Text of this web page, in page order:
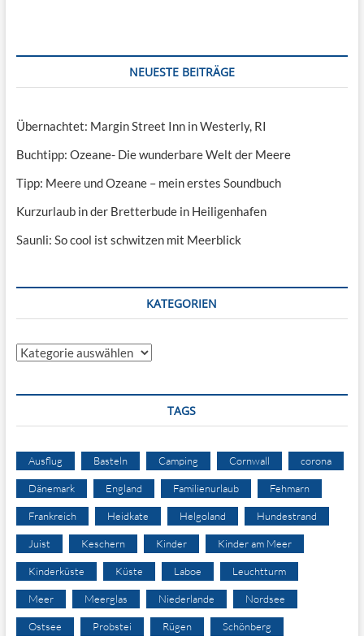
NEUESTE BEITRÄGE
Übernachtet: Margin Street Inn in Westerly, RI
Buchtipp: Ozeane- Die wunderbare Welt der Meere
Tipp: Meere und Ozeane – mein erstes Soundbuch
Kurzurlaub in der Bretterbude in Heiligenhafen
Saunli: So cool ist schwitzen mit Meerblick
KATEGORIEN
Kategorien
TAGS
Ausflug Basteln Camping Cornwall corona
Dänemark England Familienurlaub Fehmarn
Frankreich Heidkate Helgoland Hundestrand
Juist Keschern Kinder Kinder am Meer
Kinderküste Küste Laboe Leuchtturm
Meer Meerglas Niederlande Nordsee
Ostsee Probstei Rügen Schönberg